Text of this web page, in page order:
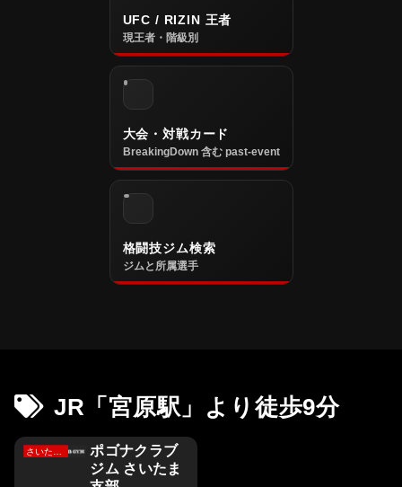
UFC / RIZIN 王者
現王者・階級別
大会・対戦カード
BreakingDown 含む past-event
格闘技ジム検索
ジムと所属選手
JR「宮原駅」より徒歩9分
さいたま市
ポゴナクラブ
ジム さいたま